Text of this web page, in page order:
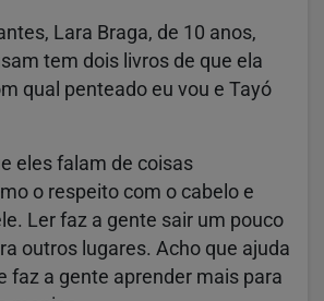
Lara Braga, de 10 anos,
tem dois livros de que ela
qual penteado eu vou e Tayó
eles falam de coisas
o respeito com o cabelo e
Ler faz a gente sair um pouco
outros lugares. Acho que ajuda
faz a gente aprender mais para